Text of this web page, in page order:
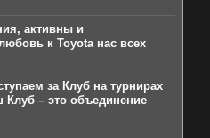
активны и
к Toyota нас всех
за Клуб на турнирах
Клуб – это объединение